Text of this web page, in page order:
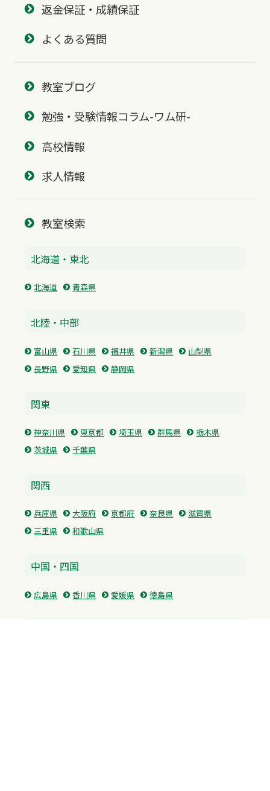
返金保証・成績保証
よくある質問
教室ブログ
勉強・受験情報コラム-ワム研-
高校情報
求人情報
教室検索
北海道・東北
北海道 青森県
北陸・中部
富山県 石川県 福井県 新潟県
山梨県
長野県
愛知県 静岡県
関東
神奈川県 東京都 埼玉県 群馬県
栃木県
茨城県
千葉県
関西
兵庫県 大阪府 京都府 奈良県
滋賀県
三重県
和歌山県
中国・四国
広島県 香川県 愛媛県 徳島県